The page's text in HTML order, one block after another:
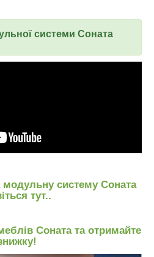
системи Соната
модульну систему Соната
тут..
Соната та отримайте